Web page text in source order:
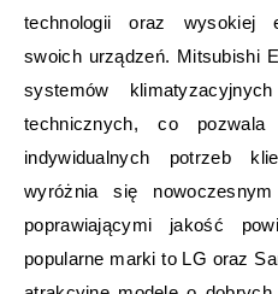
technologii oraz wysokiej
swoich urządzeń. Mitsubishi
systemów
technicznych, co
indywidualnych potrzeb
wyróżnia się
poprawiającymi jakość
popularne marki to LG oraz